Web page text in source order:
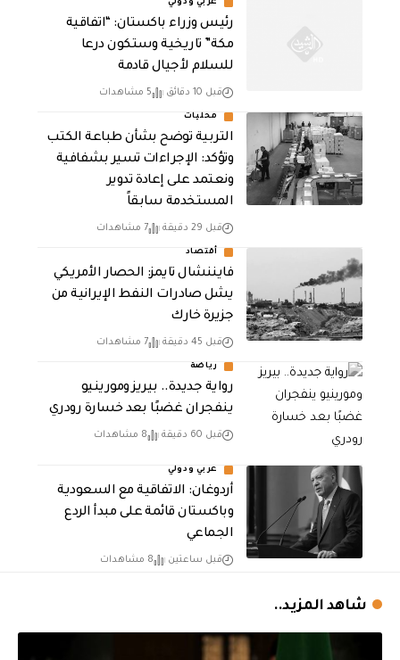
عربي ودولي
رئيس وزراء باكستان: “اتفاقية
مكة” تاريخية وستكون درعا
للسلام لأجيال قادمة
قبل 10 دقائق 5 مشاهدات
محليات
التربية توضح بشأن طباعة الكتب
وتؤكد: الإجراءات تسير بشفافية
ونعتمد على إعادة تدوير
المستخدمة سابقاً
قبل 29 دقيقة 7 مشاهدات
أقتصاد
فايننشال تايمز: الحصار الأمريكي
يشل صادرات النفط الإيرانية من
جزيرة خارك
قبل 45 دقيقة 7 مشاهدات
رياضة
رواية جديدة.. بيريز ومورينيو
ينفجران غضبًا بعد خسارة رودري
قبل 60 دقيقة 8 مشاهدات
عربي ودولي
أردوغان: الاتفاقية مع السعودية
وباكستان قائمة على مبدأ الردع
الجماعي
قبل ساعتين 8 مشاهدات
شاهد المزيد..